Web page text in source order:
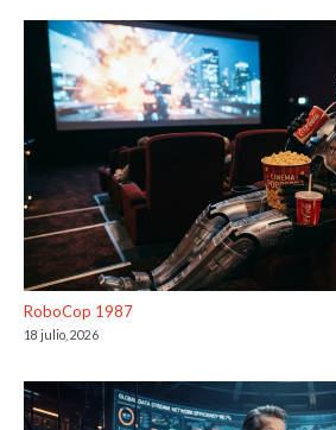
RoboCop 1987
18 julio, 2026